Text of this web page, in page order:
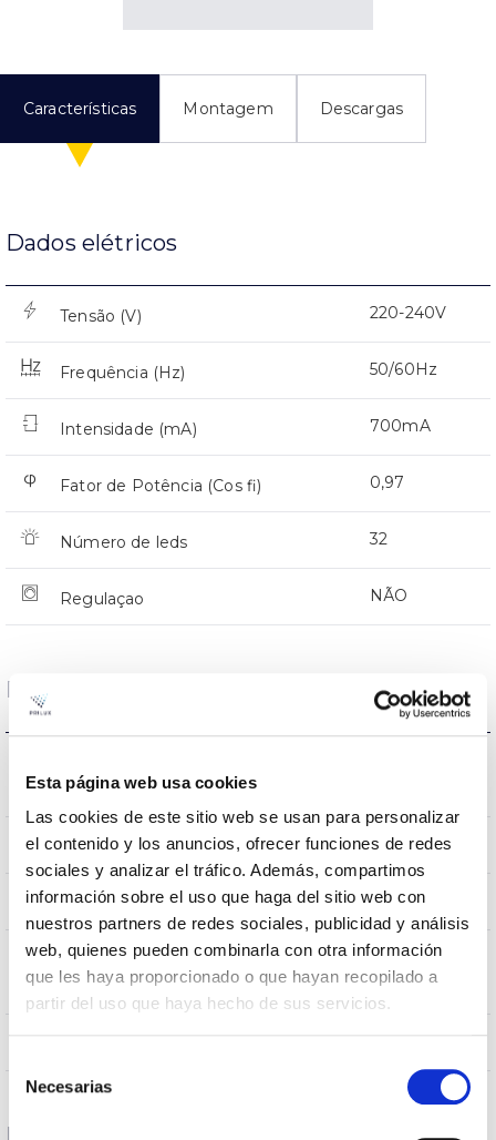
Esta página web usa cookies
Las cookies de este sitio web se usan para personalizar
el contenido y los anuncios, ofrecer funciones de redes
sociales y analizar el tráfico. Además, compartimos
información sobre el uso que haga del sitio web con
nuestros partners de redes sociales, publicidad y análisis
web, quienes pueden combinarla con otra información
que les haya proporcionado o que hayan recopilado a
partir del uso que haya hecho de sus servicios.
Necesarias
Características Montagem Descargas
Dados elétricos
Tensão (V) 220-240V
Frequência (Hz) 50/60Hz
Intensidade (mA) 700mA
Fator de Potência (Cos fi) 0,97
Número de leds 32
Regulaçao NÃO
Dimensões e montagem
vento
0,072m2
Peso 0.0068Kg
Dimensão 670x468x107mm
Posição de
montagem
MONTAJE EN BACULO,MONTAJE
EN POSTE